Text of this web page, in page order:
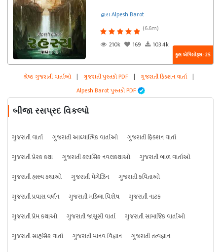
દ્વારા Alpesh Barot
(6.6m)
210k
169 103.4k
કુલ એપિસોડ્સ : 25
શ્રેષ્ઠ ગુજરાતી વાર્તાઓ | ગુજરાતી પુસ્તકો PDF | ગુજરાતી ફિક્શન વાર્તા |
Alpesh Barot પુસ્તકો PDF
બીજા રસપ્રદ વિકલ્પો
ગુજરાતી વાર્તા ગુજરાતી આધ્યાત્મિક વાર્તાઓ
ગુજરાતી ફિક્શન વાર્તા
ગુજરાતી પ્રેરક કથા
ગુજરાતી ક્લાસિક નવલકથાઓ
ગુજરાતી બાળ વાર્તાઓ
ગુજરાતી હાસ્ય કથાઓ
ગુજરાતી મેગેઝિન
ગુજરાતી કવિતાઓ
ગુજરાતી પ્રવાસ વર્ણન
ગુજરાતી મહિલા વિશેષ
ગુજરાતી નાટક
ગુજરાતી પ્રેમ કથાઓ
ગુજરાતી જાસૂસી વાર્તા
ગુજરાતી સામાજિક વાર્તાઓ
ગુજરાતી સાહસિક વાર્તા
ગુજરાતી માનવ વિજ્ઞાન
ગુજરાતી તત્વજ્ઞાન